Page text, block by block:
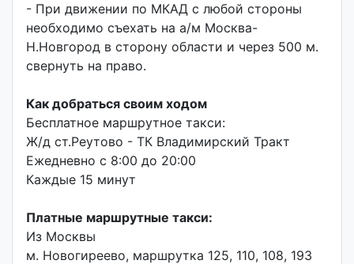
- При движении по МКАД с любой стороны
необходимо съехать на а/м Москва-
Н.Новгород в сторону области и через 500 м.
свернуть на право.
Как добраться своим ходом
Бесплатное маршрутное такси:
Ж/д ст.Реутово - ТК Владимирский Тракт
Ежедневно с 8:00 до 20:00
Каждые 15 минут
Платные маршрутные такси:
Из Москвы
м. Новогиреево, маршрутка 125, 110, 108, 193